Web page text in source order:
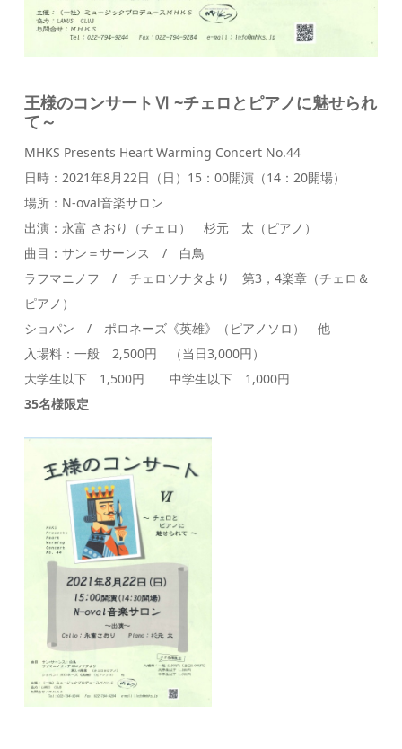
王様のコンサートⅥ ~チェロとピアノに魅せられ
て～
MHKS Presents Heart Warming Concert No.44
日時：2021年8月22日（日）15：00開演（14：20開場）
場所：N-oval音楽サロン
出演：永富 さおり（チェロ） 杉元 太（ピアノ）
曲目：サン＝サーンス / 白鳥
ラフマニノフ / チェロソナタより 第3，4楽章（チェロ＆
ピアノ）
ショパン / ポロネーズ《英雄》（ピアノソロ） 他
入場料：一般 2,500円 （当日3,000円）
大学生以下 1,500円 中学生以下 1,000円
35名様限定